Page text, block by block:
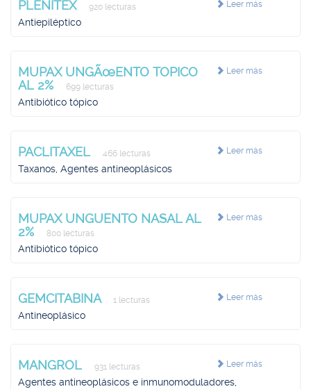
Leer más
PLENITEX 920 lecturas
Antiepiléptico
Leer más
MUPAX UNGÃœENTO TOPICO
AL 2%
699 lecturas
Antibiótico tópico
Leer más
PACLITAXEL 466 lecturas
Taxanos, Agentes antineoplásicos
Leer más
MUPAX UNGUENTO NASAL AL
2%
800 lecturas
Antibiótico tópico
Leer más
GEMCITABINA 1 lecturas
Antineoplásico
Leer más
MANGROL 931 lecturas
Agentes antineoplásicos e inmunomoduladores,